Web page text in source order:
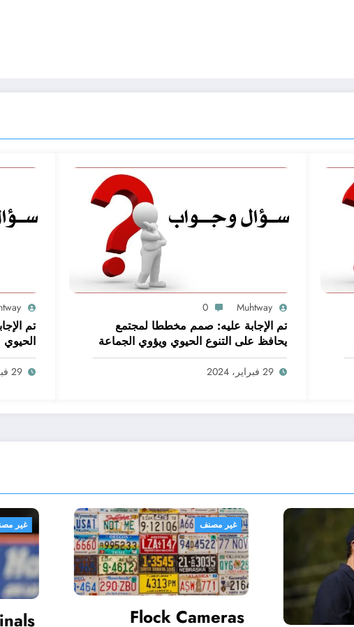
Muhtway
0
تم الإجابة عليه: صمم مخططا لمجتمع
يحافظ على التنوع الحيوي ويؤوي الجماعة
البشرية. اعمل ضمن مجموعات صغيرة
لتحقيق هذه المهمة
29 فبراير، 2024
تم
الحيوي
29 فبراير، 2024
غير مصنف
Flock Cameras